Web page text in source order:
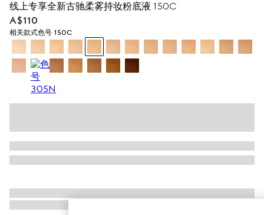
线上专享全新古驰柔雾持妆粉底液 150C
A$110
相关款式色号 150C